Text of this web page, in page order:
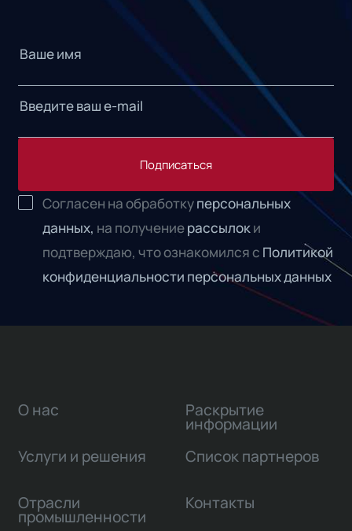
Подписаться
Согласен на обработкуперсональных
данных, на получениерассылоки
подтверждаю, что ознакомился с Политикой
конфиденциальности персональных данных
О нас
Услуги и решения
Отрасли
промышленности
Раскрытие
информации
Список партнеров
Контакты